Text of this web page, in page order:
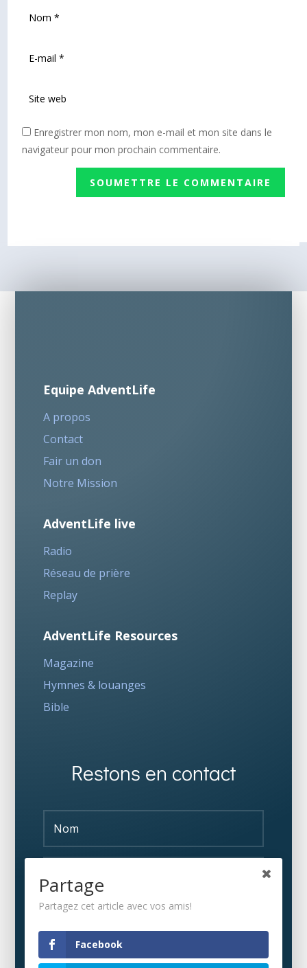
Enregistrer mon nom, mon e-mail et mon site dans le
navigateur pour mon prochain commentaire.
SOUMETTRE LE COMMENTAIRE
Equipe AdventLife
A propos
Contact
Fair un don
Notre Mission
AdventLife live
Radio
Réseau de prière
Replay
AdventLife Resources
Magazine
Hymnes & louanges
Bible
Restons en contact
Partage
Partagez cet article avec vos amis!
Facebook